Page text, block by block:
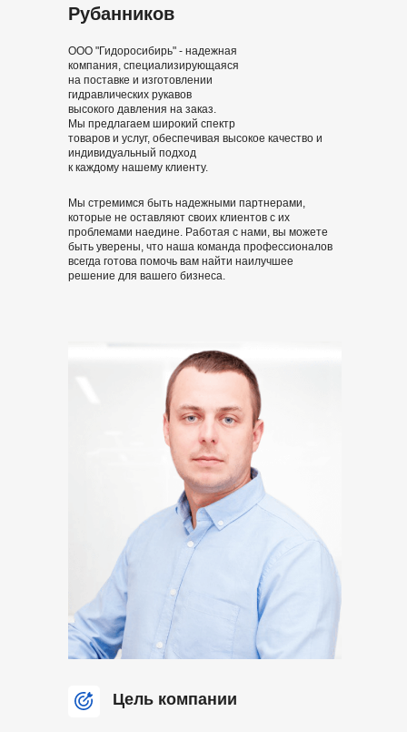
Рубанников
Цель компании
ООО "Гидоросибирь" - надежная
компания, специализирующаяся
на поставке и изготовлении
гидравлических рукавов
высокого давления на заказ.
Мы предлагаем широкий спектр
товаров и услуг, обеспечивая высокое качество и
индивидуальный подход
к каждому нашему клиенту.
Мы стремимся быть надежными партнерами,
которые не оставляют своих клиентов с их
проблемами наедине. Работая с нами, вы можете
быть уверены, что наша команда профессионалов
всегда готова помочь вам найти наилучшее
решение для вашего бизнеса.